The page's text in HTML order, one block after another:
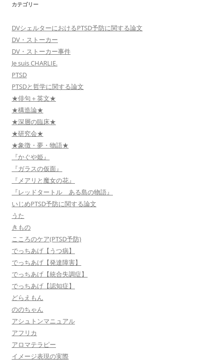
カテゴリー
DVシェルターにおけるPTSD予防に関する論文
DV・ストーカー
DV・ストーカー事件
Je suis CHARLIE.
PTSD
PTSDと哲学に関する論文
★俳句＋英文★
★構造論★
★深層の臨床★
★研究会★
★象徴・夢・物語★
『かぐや姫』
『ガラスの仮面』
『メアリと魔女の花』
『レッドタートル ある島の物語』
いじめPTSD予防に関する論文
うた
きもの
こころのケア(PTSD予防)
でっちあげ【うつ病】
でっちあげ【発達障害】
でっちあげ【統合失調症】
でっちあげ【認知症】
どらえもん
ののちゃん
アシュトンマニュアル
アフリカ
アロマテラピー
イメージ表現の実際